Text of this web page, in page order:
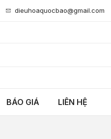
dieuhoaquocbao@gmail.com
BÁO GIÁ LIÊN HỆ